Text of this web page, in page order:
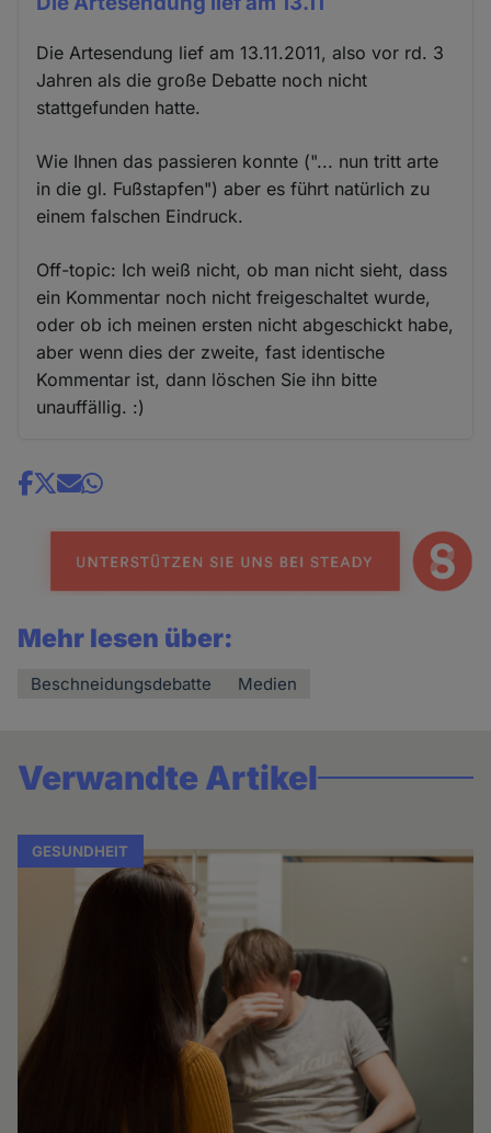
Die Artesendung lief am 13.11.2011, also vor rd. 3
Jahren als die große Debatte noch nicht
stattgefunden hatte.
Wie Ihnen das passieren konnte ("... nun tritt arte
in die gl. Fußstapfen") aber es führt natürlich zu
einem falschen Eindruck.
Off-topic: Ich weiß nicht, ob man nicht sieht, dass
ein Kommentar noch nicht freigeschaltet wurde,
oder ob ich meinen ersten nicht abgeschickt habe,
aber wenn dies der zweite, fast identische
Kommentar ist, dann löschen Sie ihn bitte
unauffällig. :)
Share
news
Mehr lesen über:
Beschneidungsdebatte Medien
Verwandte Artikel
GESUNDHEIT